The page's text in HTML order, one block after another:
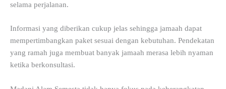
selama perjalanan.
Informasi yang diberikan cukup jelas sehingga jamaah dapat
mempertimbangkan paket sesuai dengan kebutuhan. Pendekatan
yang ramah juga membuat banyak jamaah merasa lebih nyaman
ketika berkonsultasi.